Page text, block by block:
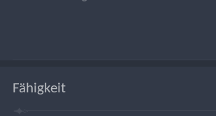
Fähigkeit